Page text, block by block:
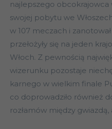
najlepszego obcokrajowca
swojej pobytu we
w 107 meczach i
przełożyły się na jeden
Włoch. Z pewnością
wizerunku pozostaje
karnego w wielkim finale
co doprowadziło również
rozłamów między gwiazdą,